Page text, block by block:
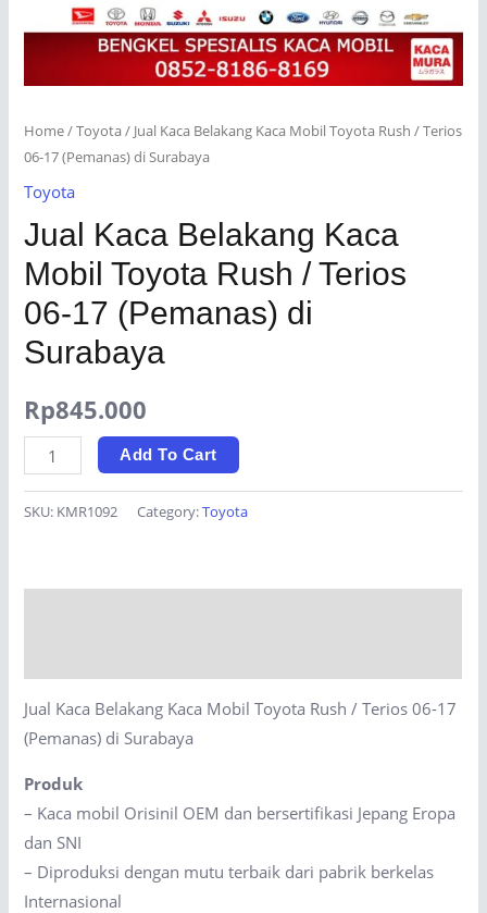
Home/Toyota/ Jual Kaca Belakang Kaca Mobil Toyota Rush / Terios
06-17 (Pemanas) di Surabaya
Toyota
Jual Kaca Belakang Kaca
Mobil Toyota Rush / Terios
06-17 (Pemanas) di
Surabaya
Rp845.000
Jual
Kaca
Belakang
Terios
06-
17
(Pemanas)
Surabaya
quantity
Add To Cart
SKU: KMR1092 Category:Toyota
Jual Kaca Belakang Kaca Mobil Toyota Rush / Terios 06-17
(Pemanas) di Surabaya
Produk
– Kaca mobil Orisinil OEM dan bersertifikasi Jepang Eropa
dan SNI
– Diproduksi dengan mutu terbaik dari pabrik berkelas
Internasional